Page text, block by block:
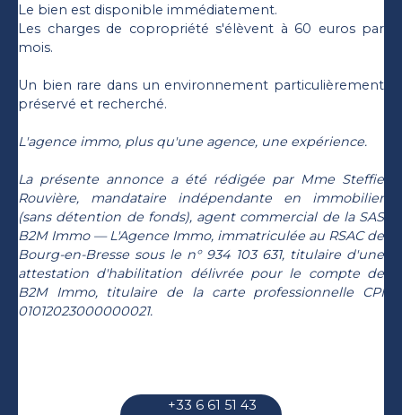
Le bien est disponible immédiatement.
Les charges de copropriété s'élèvent à 60 euros par
mois.
Un bien rare dans un environnement particulièrement
préservé et recherché.
L'agence immo, plus qu'une agence, une expérience.
La présente annonce a été rédigée par Mme Steffie
Rouvière, mandataire indépendante en immobilier
(sans détention de fonds), agent commercial de la SAS
B2M Immo — L'Agence Immo, immatriculée au RSAC de
Bourg-en-Bresse sous le n° 934 103 631, titulaire d'une
attestation d'habilitation délivrée pour le compte de
B2M Immo, titulaire de la carte professionnelle CPI
01012023000000021.
+33 6 61 51 43